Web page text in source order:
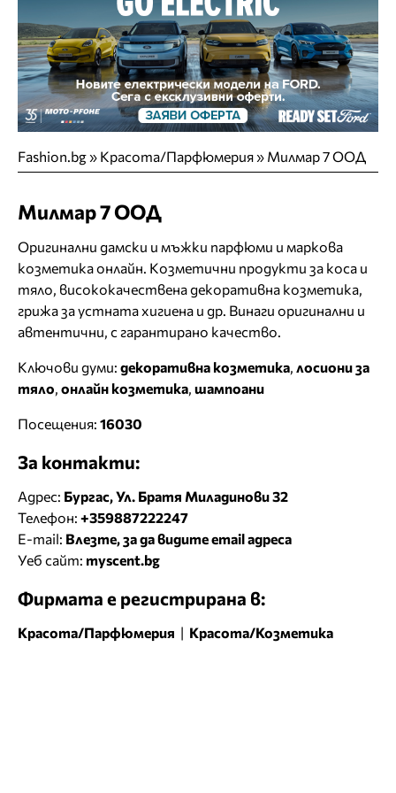
Fashion.bg» Красота/Парфюмерия» Милмар 7 ООД
Милмар 7 ООД
Оригинални дамски и мъжки парфюми и маркова
козметика онлайн. Kозметични продукти за коса и
тяло, висококачествена декоративна козметика,
грижа за устната хигиена и др. Винаги оригинални и
автентични, с гарантирано качество.
Ключови думи: декоративна козметика лосиони за
тяло онлайн козметика шампоани
Посещения: 16030
За контакти:
Адрес: Бургас, Ул. Братя Миладинови 32
Телефон: +359887222247
E-mail: Влезте, за да видите email адреса
Уеб сайт: myscent.bg
Фирмата е регистрирана в:
Красота/Парфюмерия | Красота/Козметика